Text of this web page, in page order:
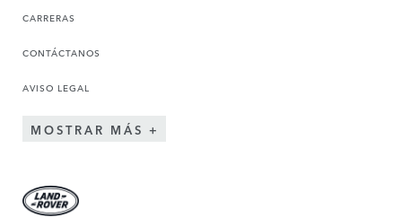
CARRERAS
CONTÁCTANOS
AVISO LEGAL
MOSTRAR MÁS